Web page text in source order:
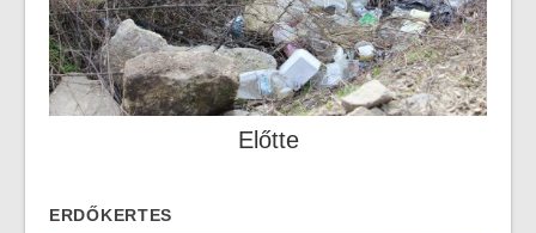
Előtte
ERDŐKERTES